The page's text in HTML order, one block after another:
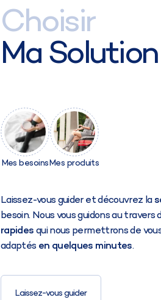
Choisir
Ma Solution
Mes besoinsMes produits
Laissez-vous guider et découvrez la
besoin. Nous vous guidons au travers
rapides qui nous permettrons de
adaptés en quelques minutes.
Laissez-vous guider